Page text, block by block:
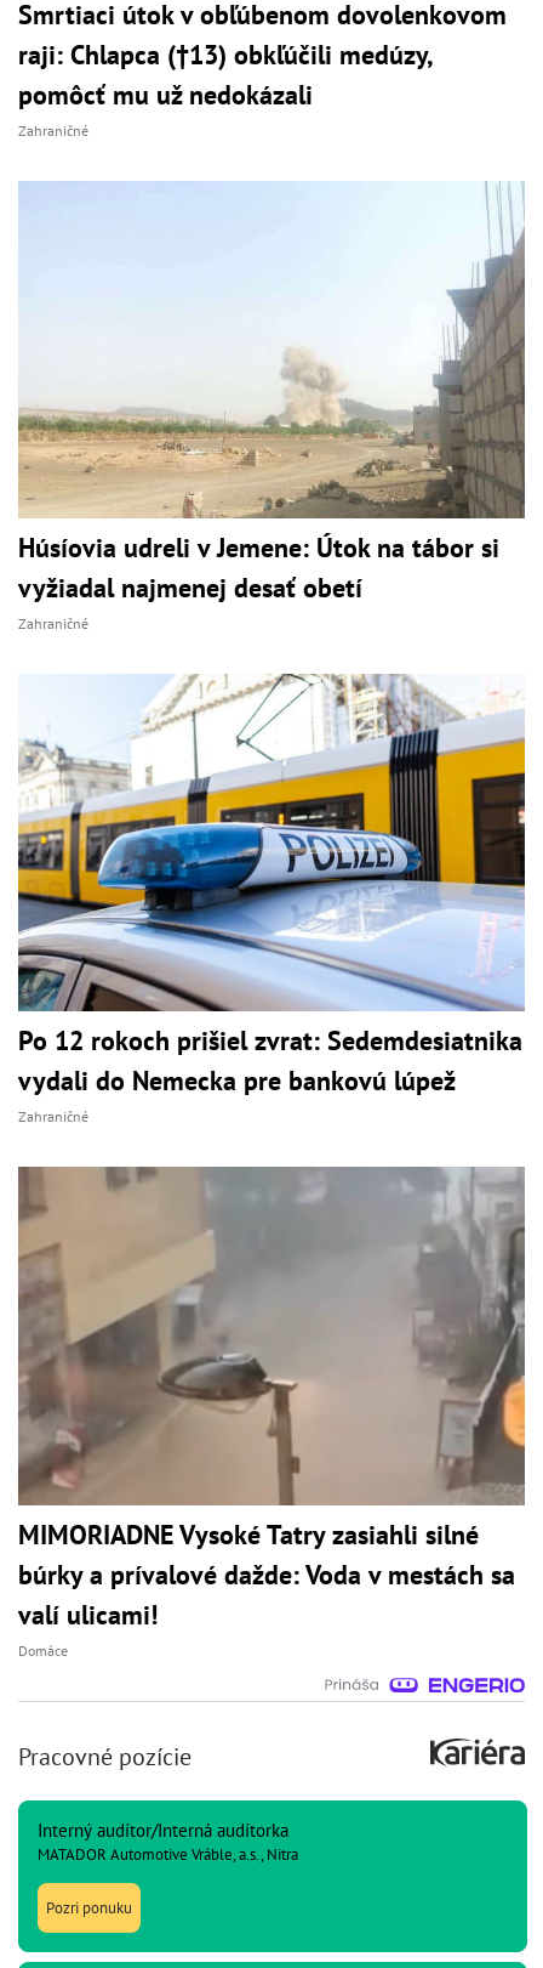
Smrtiaci útok v obľúbenom dovolenkovom
raji: Chlapca (†13) obkľúčili medúzy,
pomôcť mu už nedokázali
Zahraničné
Húsíovia udreli v Jemene: Útok na tábor si
vyžiadal najmenej desať obetí
Zahraničné
Po 12 rokoch prišiel zvrat: Sedemdesiatnika
vydali do Nemecka pre bankovú lúpež
Zahraničné
MIMORIADNE Vysoké Tatry zasiahli silné
búrky a prívalové dažde: Voda v mestách sa
valí ulicami!
Domáce
Pracovné pozície
Interný audítor/Interná audítorka
MATADOR Automotive Vráble, a.s., Nitra
Pozri ponuku